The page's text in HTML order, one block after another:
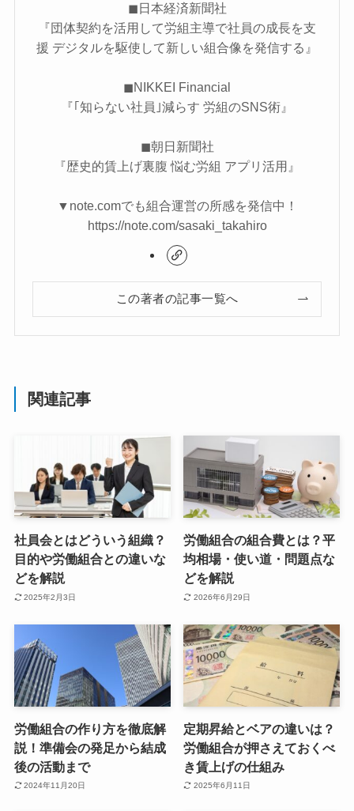
◼︎日本経済新聞社
『​​​​団体契約を活用して労組主導で社員の成長を支
援 デジタルを駆使して新しい組合像を発信する』
◼︎NIKKEI Financial
『｢知らない社員｣減らす 労組のSNS術』
◼︎朝日新聞社
『歴史的賃上げ裏腹 悩む労組 アプリ活用』
▼note.comでも組合運営の所感を発信中！
https://note.com/sasaki_takahiro
この著者の記事一覧へ
関連記事
社員会とはどういう組織？
目的や労働組合との違いな
どを解説
2025年2月3日
労働組合の組合費とは？平
均相場・使い道・問題点な
どを解説
2026年6月29日
労働組合の作り方を徹底解
説！準備会の発足から結成
後の活動まで
2024年11月20日
定期昇給とベアの違いは？
労働組合が押さえておくべ
き賃上げの仕組み
2025年6月11日